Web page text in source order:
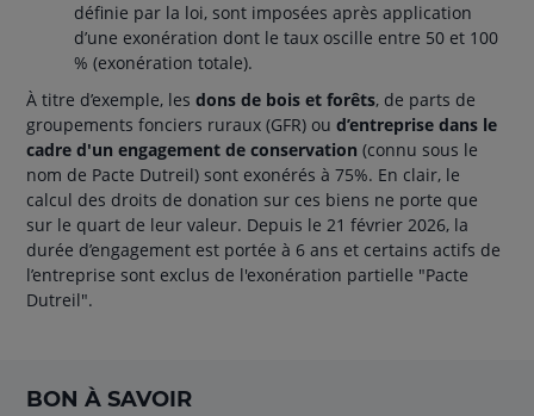
définie par la loi, sont imposées après application
d’une exonération dont le taux oscille entre 50 et 100
% (exonération totale).
À titre d’exemple, lesdons de bois et forêts, de parts de
groupements fonciers ruraux (GFR) oud’entreprise dans le
cadre d'un engagement de conservation (connu sous le
nom de Pacte Dutreil) sont exonérés à 75%. En clair, le
calcul des droits de donation sur ces biens ne porte que
sur le quart de leur valeur. Depuis le 21 février 2026, la
durée d’engagement est portée à 6 ans et certains actifs de
l’entreprise sont exclus de l'exonération partielle "Pacte
Dutreil".
BON À SAVOIR